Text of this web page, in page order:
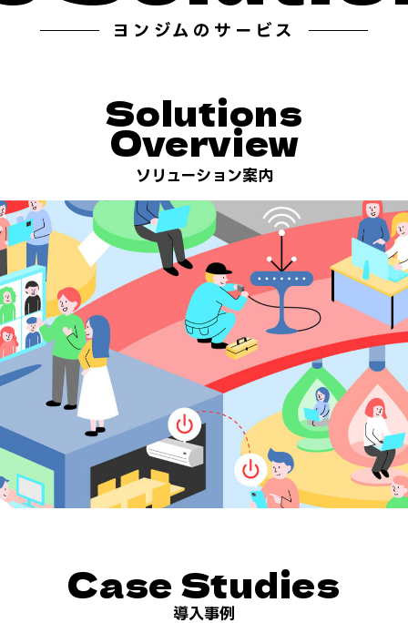
ヨンジムのサービス
Solutions
Overview
ソリューション案内
Case Studies
導入事例